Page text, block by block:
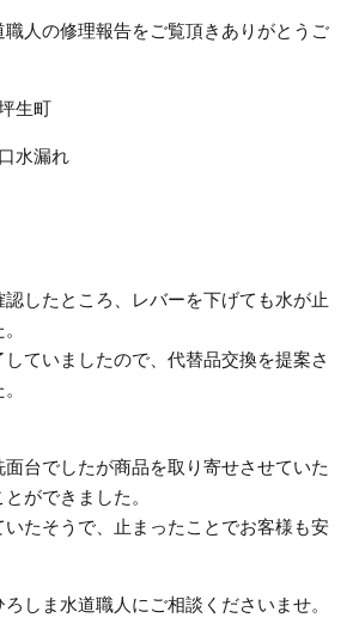
人の修理報告をご覧頂きありがとうご
生町
水漏れ
したところ、レバーを下げても水が止
ていましたので、代替品交換を提案さ
台でしたが商品を取り寄せさせていた
ができました。
たそうで、止まったことでお客様も安
しま水道職人にご相談くださいませ。